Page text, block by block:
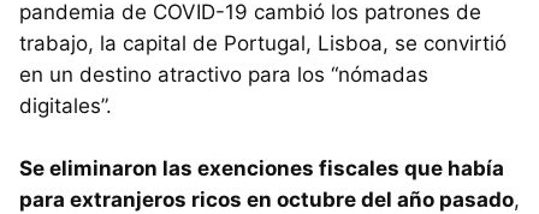
pandemia de COVID-19 cambió los patrones de
trabajo, la capital de Portugal, Lisboa, se convirtió
en un destino atractivo para los “nómadas
digitales”.
Se eliminaron las exenciones fiscales que había
para extranjeros ricos en octubre del año pasado,